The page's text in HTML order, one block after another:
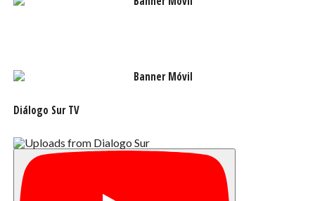
regionales ubicadas en calle España 740, Punta Arenas,
para que puedan encontrar la mejor asesoría y apoyo en
Diálogo Sur TV